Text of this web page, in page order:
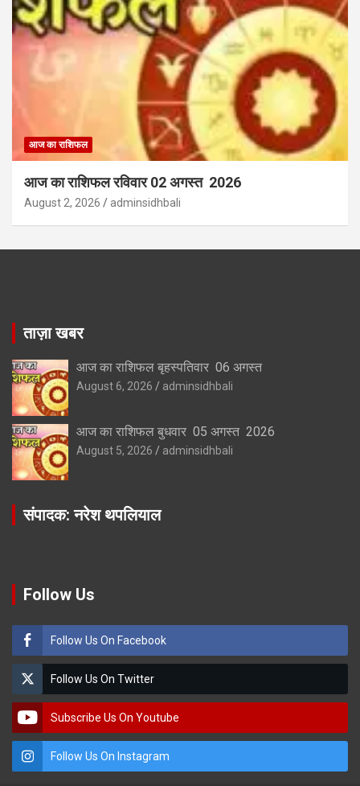
आज का राशिफल
आज का राशिफल रविवार 02 अगस्त 2026
August 2, 2026 adminsidhbali
ताज़ा खबर
आज का राशिफल बृहस्पतिवार 06 अगस्त
August 6, 2026 adminsidhbali
आज का राशिफल बुधवार 05 अगस्त 2026
August 5, 2026 adminsidhbali
संपादक: नरेश थपलियाल
Follow Us
Follow Us On Facebook
Follow Us On Twitter
Subscribe Us On Youtube
Follow Us On Instagram